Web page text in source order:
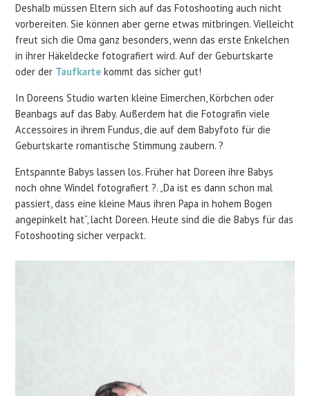
Deshalb müssen Eltern sich auf das Fotoshooting auch nicht
vorbereiten. Sie können aber gerne etwas mitbringen. Vielleicht
freut sich die Oma ganz besonders, wenn das erste Enkelchen
in ihrer Häkeldecke fotografiert wird. Auf der Geburtskarte
oder der Taufkarte kommt das sicher gut!
In Doreens Studio warten kleine Eimerchen, Körbchen oder
Beanbags auf das Baby. Außerdem hat die Fotografin viele
Accessoires in ihrem Fundus, die auf dem Babyfoto für die
Geburtskarte romantische Stimmung zaubern. ?
Entspannte Babys lassen los. Früher hat Doreen ihre Babys
noch ohne Windel fotografiert ?. „Da ist es dann schon mal
passiert, dass eine kleine Maus ihren Papa in hohem Bogen
angepinkelt hat“, lacht Doreen. Heute sind die die Babys für das
Fotoshooting sicher verpackt.